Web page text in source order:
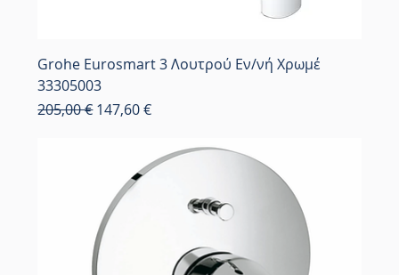
Grohe Eurosmart 3 Λουτρού Εν/νή Χρωμέ
33305003
Κανονική τιμή
205,00 € Τιμή Έκπτωσης
147,60 €